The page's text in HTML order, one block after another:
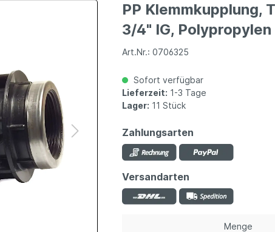
PP Klemmkupplung,
3/4" IG, Polypropylen
Art.Nr.: 0706325
Sofort verfügbar
Lieferzeit: 1-3 Tage
Lager: 11 Stück
Zahlungsarten
Versandarten
Menge